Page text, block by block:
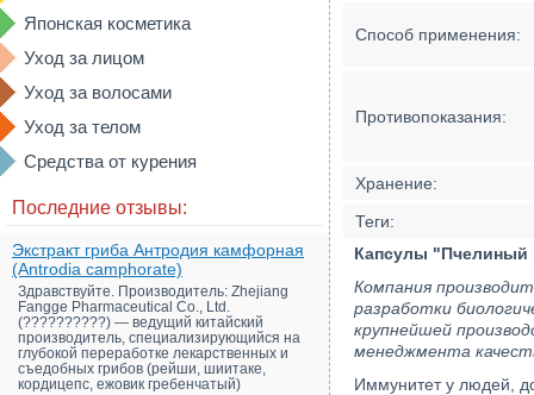
Японская косметика
Уход за лицом
Уход за волосами
Уход за телом
Средства от курения
Последние отзывы:
Экстракт гриба Антродия камфорная
(Antrodia camphorate)
Здравствуйте. Производитель: Zhejiang
Fangge Pharmaceutical Co., Ltd.
(??????????) — ведущий китайский
производитель, специализирующийся на
глубокой переработке лекарственных и
съедобных грибов (рейши, шиитаке,
кордицепс, ежовик гребенчатый)
Способ применения:
Противопоказания:
Хранение:
Теги:
Капсулы "Пчелиный
Компания
разработки
крупнейшей
менеджмента
Иммунитет у людей,